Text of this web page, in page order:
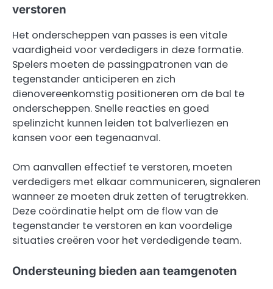
verstoren
Het onderscheppen van passes is een vitale
vaardigheid voor verdedigers in deze formatie.
Spelers moeten de passingpatronen van de
tegenstander anticiperen en zich
dienovereenkomstig positioneren om de bal te
onderscheppen. Snelle reacties en goed
spelinzicht kunnen leiden tot balverliezen en
kansen voor een tegenaanval.
Om aanvallen effectief te verstoren, moeten
verdedigers met elkaar communiceren, signaleren
wanneer ze moeten druk zetten of terugtrekken.
Deze coördinatie helpt om de flow van de
tegenstander te verstoren en kan voordelige
situaties creëren voor het verdedigende team.
Ondersteuning bieden aan teamgenoten